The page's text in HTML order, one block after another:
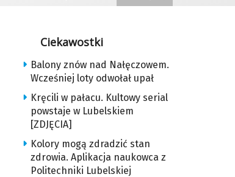
Ciekawostki
Balony znów nad Nałęczowem.
Wcześniej loty odwołał upał
Kręcili w pałacu. Kultowy serial
powstaje w Lubelskiem
[ZDJĘCIA]
Kolory mogą zdradzić stan
zdrowia. Aplikacja naukowca z
Politechniki Lubelskiej